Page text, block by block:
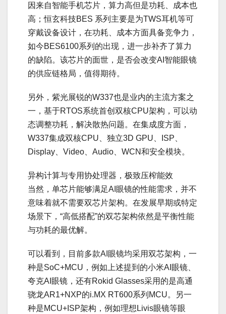
因来自智能手机芯片，算力高但是功耗、成本也
高；恒玄科技BES 系列主要是为TWS耳机等可
穿戴设备设计，在功耗、成本方面具备竞争力，
如今BES6100系列的出现，进一步补齐了算力
的缺陷。该芯片的面世，是否会改变AI智能眼镜
的供应链格局，值得期待。
另外，紫光展锐的W337也是业内的主流方案之
一，基于RTOS系统首创双核CPU架构，可以动
态调整功耗，解决散热问题。在集成度方面，
W337集成双核CPU、独立3D GPU、ISP、
Display、Video、Audio、WCN和安全模块。
异构计算与专用协处理器，极致压榨能效
当然，单芯片能够满足AI眼镜的性能需求，并不
意味着就不需要双芯片架构。在发展早期或特定
场景下，“高低搭配”的双芯架构依然是平衡性能
与功耗的最优解。
可以看到，目前多款AI眼镜均采用双芯架构，一
种是SoC+MCU，例如上述提到的小米AI眼镜、
夸克AI眼镜，还有Rokid Glasses采用的是高通
骁龙AR1+NXP的i.MX RT600系列MCU。另一
种是MCU+ISP架构，例如理想Livis眼镜等眼